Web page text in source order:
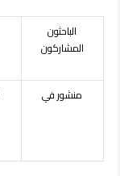
الباحثون
المشاركون
منشور في